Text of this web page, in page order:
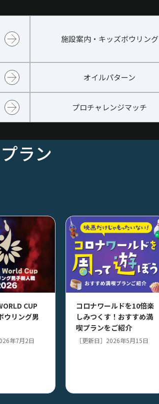
施設案内・キッズボウリング
オイルパターン
プロチャレンジマッチ
ラン
CUP
ウリング男
年7月2日
コロナワールドを10倍楽
しみつくす！おすすめ満
喫プランをご紹介
［更新日］2026年5月15日